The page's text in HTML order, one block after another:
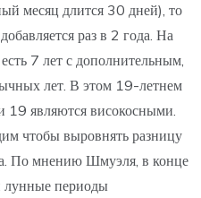
месяц длится 30 дней), то
раз в 2 года. На
7 лет с дополнительным,
лет. В этом 19-летнем
являются високосными.
чтобы выровнять разницу
По мнению Шмуэля, в конце
лунные периоды